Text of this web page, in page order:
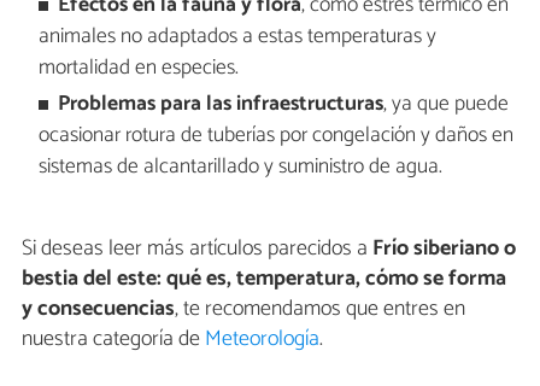
animales no adaptados a estas temperaturas y
mortalidad en especies.
Problemas para las infraestructuras, ya que puede
ocasionar rotura de tuberías por congelación y daños en
sistemas de alcantarillado y suministro de agua.
Si deseas leer más artículos parecidos a Frío siberiano o
bestia del este: qué es, temperatura, cómo se forma
y consecuencias, te recomendamos que entres en
nuestra categoría deMeteorología.